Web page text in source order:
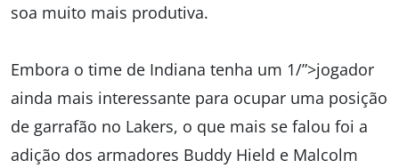
soa muito mais produtiva.
Embora o time de Indiana tenha um 1/”>jogador
ainda mais interessante para ocupar uma posição
de garrafão no Lakers, o que mais se falou foi a
adição dos armadores Buddy Hield e Malcolm